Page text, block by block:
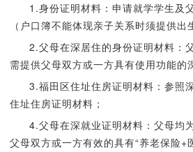
1.身份证明材料：申请就学学生及
（户口簿不能体现亲子关系时须提供出
2.父母在深居住的身份证明材料：
需提供父母双方或一方具有使用功能的
3.福田区住址住房证明材料：参照
住址住房证明材料；
4.父母在深就业证明材料：父母均
父母双方或一方有效的具有“养老保险+